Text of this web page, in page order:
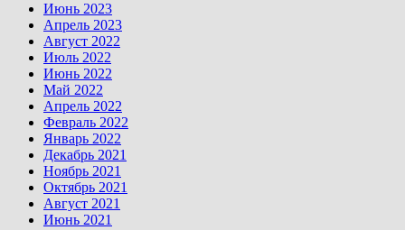
Июнь 2023
Апрель 2023
Август 2022
Июль 2022
Июнь 2022
Май 2022
Апрель 2022
Февраль 2022
Январь 2022
Декабрь 2021
Ноябрь 2021
Октябрь 2021
Август 2021
Июнь 2021